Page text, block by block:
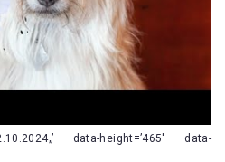
data-height=’465′ data-